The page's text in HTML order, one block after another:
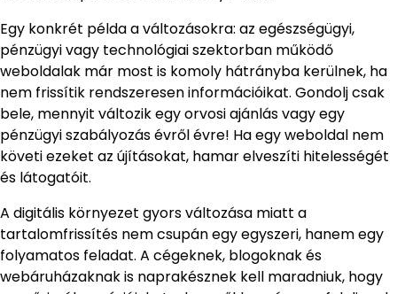
Egy konkrét példa a változásokra: az egészségügyi,
pénzügyi vagy technológiai szektorban működő
weboldalak már most is komoly hátrányba kerülnek, ha
nem frissítik rendszeresen információikat. Gondolj csak
bele, mennyit változik egy orvosi ajánlás vagy egy
pénzügyi szabályozás évről évre! Ha egy weboldal nem
követi ezeket az újításokat, hamar elveszíti hitelességét
és látogatóit.
A digitális környezet gyors változása miatt a
tartalomfrissítés nem csupán egy egyszeri, hanem egy
folyamatos feladat. A cégeknek, blogoknak és
webáruházaknak is naprakésznek kell maradniuk, hogy